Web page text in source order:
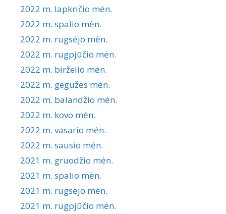
2022 m. lapkričio mėn.
2022 m. spalio mėn.
2022 m. rugsėjo mėn.
2022 m. rugpjūčio mėn.
2022 m. birželio mėn.
2022 m. gegužės mėn.
2022 m. balandžio mėn.
2022 m. kovo mėn.
2022 m. vasario mėn.
2022 m. sausio mėn.
2021 m. gruodžio mėn.
2021 m. spalio mėn.
2021 m. rugsėjo mėn.
2021 m. rugpjūčio mėn.